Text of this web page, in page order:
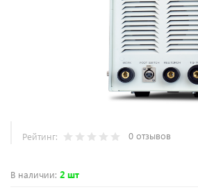
Рейтинг: 0 отзывов
В наличии: 2 шт